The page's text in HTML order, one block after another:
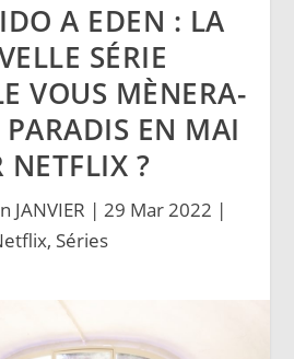
A EDEN : LA
SÉRIE
VOUS MÈNERA-
EN MAI
NETFLIX ?
JANVIER | 29 Mar 2022 |
, Séries